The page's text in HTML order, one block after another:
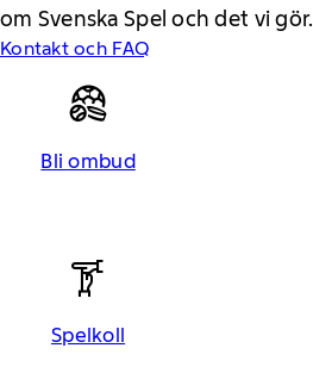
om Svenska Spel och det vi gör.
Kontakt och FAQ
Bli ombud
Spelkoll